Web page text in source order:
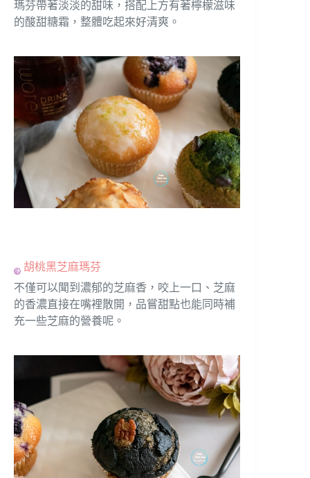
瑪芬帶著淡淡的甜味，搭配上方有著檸檬滋味
的酸甜糖霜，整體吃起來好清爽。
胡桃黑芝麻瑪芬
不僅可以聞到濃郁的芝麻香，咬上一口、芝麻
的香濃直接在嘴裡散開，品嘗甜點也能同時補
充一些芝麻的營養呢。